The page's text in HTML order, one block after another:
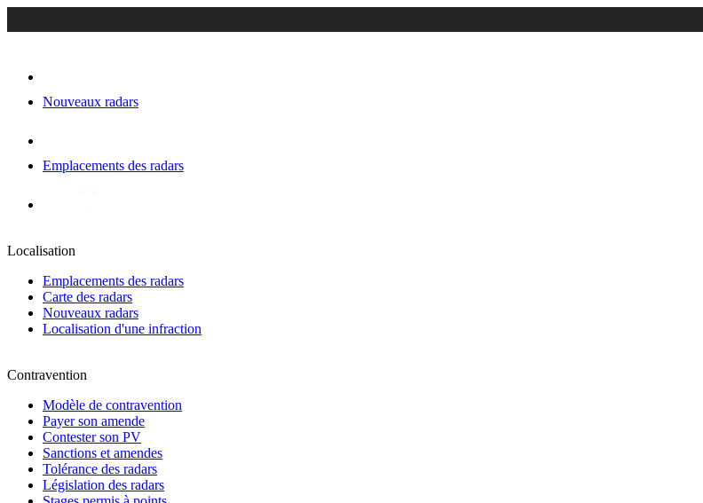
Nouveaux radars
Emplacements des radars
Localisation
Emplacements des radars
Carte des radars
Nouveaux radars
Localisation d'une infraction
Contravention
Modèle de contravention
Payer son amende
Contester son PV
Sanctions et amendes
Tolérance des radars
Législation des radars